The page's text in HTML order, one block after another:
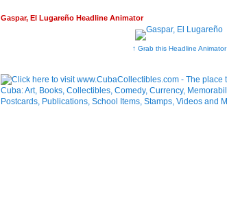
Gaspar, El Lugareño Headline Animator
↑ Grab this Headline Animator